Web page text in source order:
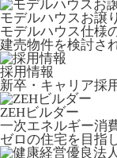
モデルハウスお譲
モデルハウス仕様
建売物件を検討さ
採用情報
新卒・キャリア採
ZEHビルダー
一次エネルギー消
ゼロの住宅を目指